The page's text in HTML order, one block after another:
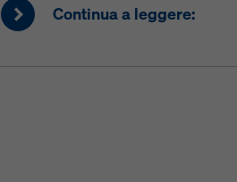
Continua a leggere: